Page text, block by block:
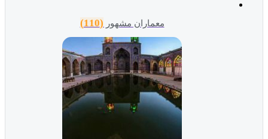
معماران مشهور (110)